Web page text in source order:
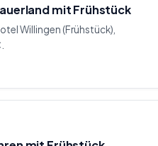
mit Frühstück
Willingen (Frühstück),